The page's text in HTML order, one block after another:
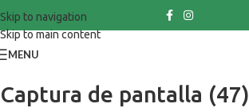
Skip to navigation
Skip to main content
MENU
Captura de pantalla (47)